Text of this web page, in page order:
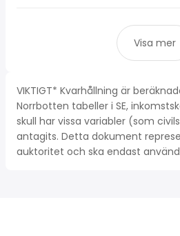
Visa mer
VIKTIGT* Kvarhållning är
Norrbotten tabeller i SE,
skull har vissa variabler (som
antagits. Detta dokument
auktoritet och ska endast